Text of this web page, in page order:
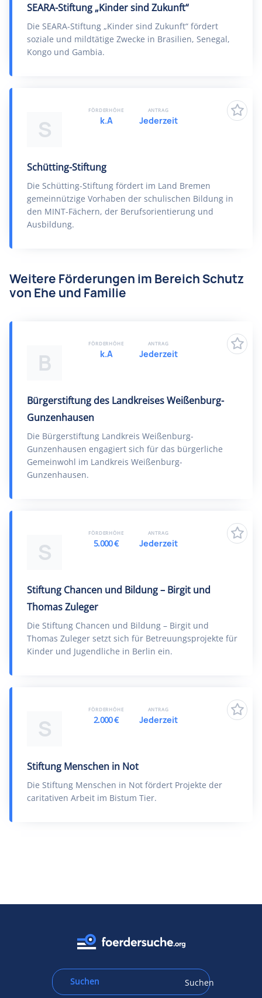
SEARA-Stiftung „Kinder sind Zukunft“
Die SEARA-Stiftung „Kinder sind Zukunft“ fördert
soziale und mildtätige Zwecke in Brasilien, Senegal,
Kongo und Gambia.
S
Schütting-Stiftung
Die Schütting-Stiftung fördert im Land Bremen
gemeinnützige Vorhaben der schulischen Bildung in
den MINT-Fächern, der Berufsorientierung und
Ausbildung.
FÖRDERHÖHE
k.A
ANTRAG
Jederzeit
Weitere Förderungen im Bereich Schutz
von Ehe und Familie
B
Bürgerstiftung des Landkreises Weißenburg-
Gunzenhausen
Die Bürgerstiftung Landkreis Weißenburg-
Gunzenhausen engagiert sich für das bürgerliche
Gemeinwohl im Landkreis Weißenburg-
Gunzenhausen.
FÖRDERHÖHE
k.A
ANTRAG
Jederzeit
S
Stiftung Chancen und Bildung – Birgit und
Thomas Zuleger
Die Stiftung Chancen und Bildung – Birgit und
Thomas Zuleger setzt sich für Betreuungsprojekte für
Kinder und Jugendliche in Berlin ein.
FÖRDERHÖHE
5.000 €
ANTRAG
Jederzeit
S
Stiftung Menschen in Not
Die Stiftung Menschen in Not fördert Projekte der
caritativen Arbeit im Bistum Tier.
FÖRDERHÖHE
2.000 €
ANTRAG
Jederzeit
Suchen